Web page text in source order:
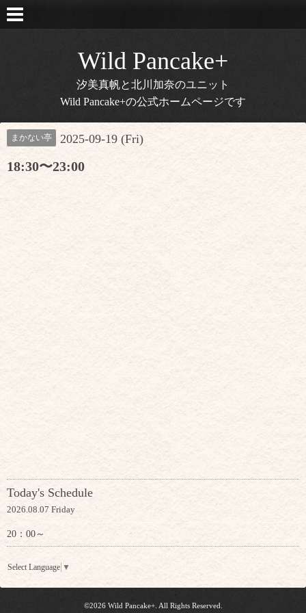
Wild Pancake+
汐美真帆と北川加奈のユニット
Wild Pancake+の公式ホームページです
まかない亭 2025-09-19 (Fri)
18:30〜23:00
Today's Schedule
2026.08.07 Friday
20：00～
Select Language ▼
©2026 Wild Pancake+. All Rights Reserved.